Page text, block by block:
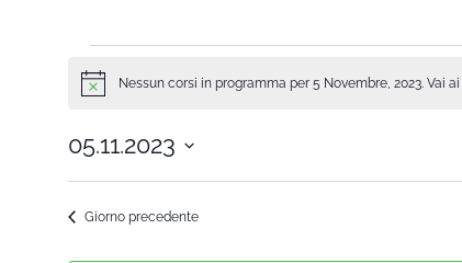
NoticeNessun corsi in programma per 5 Novembre, 2023. Vai ai
05.11.2023
Seleziona
Giorno precedente